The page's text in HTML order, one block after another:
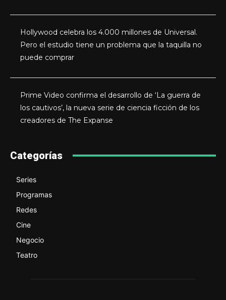
Hollywood celebra los 4.000 millones de Universal.
Pero el estudio tiene un problema que la taquilla no
puede comprar
Prime Video confirma el desarrollo de ‘La guerra de
los cautivos’, la nueva serie de ciencia ficción de los
creadores de The Expanse
Categorías
Series
Programas
Redes
Cine
Negocio
Teatro